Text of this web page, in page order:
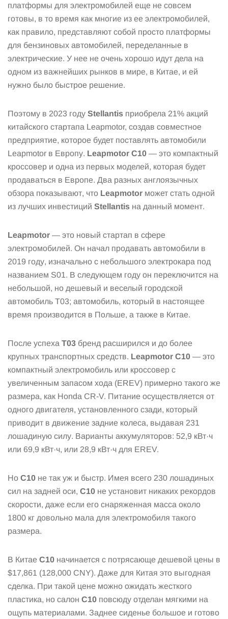
платформы для электромобилей еще не совсем
готовы, в то время как многие из ее электромобилей,
как правило, представляют собой просто платформы
для бензиновых автомобилей, переделанные в
электрические. У нее не очень хорошо идут дела на
одном из важнейших рынков в мире, в Китае, и ей
нужно было быстрое решение.
Поэтому в 2023 году Stellantis приобрела 21% акций
китайского стартапа Leapmotor, создав совместное
предприятие, которое будет поставлять автомобили
Leapmotor в Европу. Leapmotor C10 — это компактный
кроссовер и одна из первых моделей, которая будет
продаваться в Европе. Два разных англоязычных
обзора показывают, что Leapmotor может стать одной
из лучших инвестиций Stellantis на данный момент.
Leapmotor — это новый стартап в сфере
электромобилей. Он начал продавать автомобили в
2019 году, изначально с небольшого электрокара под
названием S01. В следующем году он переключится на
небольшой, но дешевый и веселый городской
автомобиль T03; автомобиль, который в настоящее
время производится в Польше, а также в Китае.
После успеха T03 бренд расширился и до более
крупных транспортных средств. Leapmotor C10 — это
компактный электромобиль или кроссовер с
увеличенным запасом хода (EREV) примерно такого же
размера, как Honda CR-V. Питание осуществляется от
одного двигателя, установленного сзади, который
приводит в движение задние колеса, выдавая 231
лошадиную силу. Варианты аккумуляторов: 52,9 кВт·ч
или 69,9 кВт·ч, или 28,9 кВт·ч для EREV.
Но C10 не так уж и быстр. Имея всего 230 лошадиных
сил на задней оси, C10 не установит никаких рекордов
скорости, даже если его снаряженная масса около
1800 кг довольно мала для электромобиля такого
размера.
В Китае C10 начинается с потрясающе дешевой цены в
$17,861 (128,000 CNY). Даже для Китая это выгодная
сделка. При такой цене можно ожидать жесткого
пластика, но салон C10 повсюду отделан мягкими на
ощупь материалами. Заднее сиденье большое и готово